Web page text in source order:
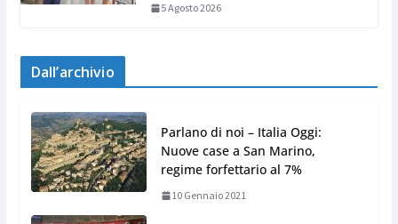
5 Agosto 2026
Dall’archivio
Parlano di noi – Italia Oggi:
Nuove case a San Marino,
regime forfettario al 7%
10 Gennaio 2021